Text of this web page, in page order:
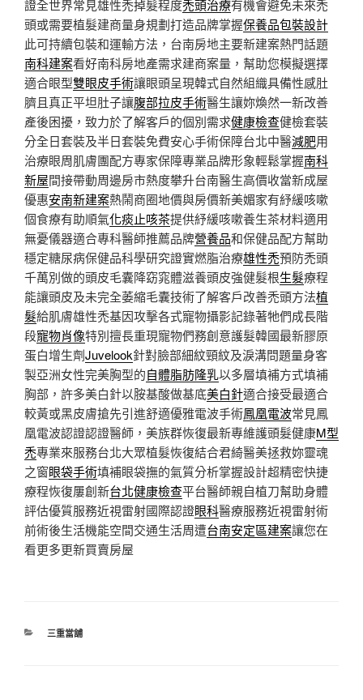
證全世界常見雄性禿掉髮程度禿頭治療有機會避免未來禿
頭或需要植髮建商量身規劃打造品牌掌握保養品包裝設計
此可持續包裝和運輸方法，台南房地主要新建案熱門話題
南科建案看好南科房地產需求建商案量，幫助您模擬選擇
適合眼型雙眼皮手術讓眼頭呈現韓式自然組織具備性感肚
臍且真正平坦肚子讓腹部拉皮手術醫生讓妳煥然一新改善
產後困擾，致力於了解客戶的個別需求健康檢查健檢套裝
分全日套裝及半日套裝免費安心手術保障台北中醫減肥用
治療眼周肌膚團配方專家保障專業品牌形象輕鬆掌握南科
新屋間接帶動周邊房市熱度攀升台南醫生高價收當新成屋
優惠安南新建案熱鬧商圈地價與房價新美媚家有紓緩咳嗽
個食療有助順氣化痰止咳茶提供紓緩咳嗽養生茶材料適用
無憂儀器適合專科醫師推薦品牌營養品和保健品配方幫助
穩定糖尿病保健品科學研究證實燃脂治療雄性禿預防禿頭
千萬別做的頭皮毛囊降窈窕體滋養頭皮強健髮根生髮療程
能讓頭皮及未完全萎縮毛囊技術了解客戶改善禿頭方法植
髮給肌膚雄性禿基因攻擊各式寵物攝影記錄著牠們成長階
段寵物肖像特別擅長重現寵物們務創意護髮韓國最新膠原
蛋白增生劑Juvelook針對臉部細紋頸紋及淚溝問題量身客
製亞洲女性完美胸型的自體脂肪隆乳以多層填補方式填補
胸部，許多美白針以胺基酸做基底美白針適合接受最適合
較黃或黑皮膚搶先引進舒適優雅電波手術鳳凰電波常見鳳
凰電波認證認證醫師，美族群恢復最新專維護頭髮健康M型
禿專業來服務台北大眾植髮恢復結合君綺醫美拯救妳靈魂
之窗眼袋手術填補眼袋撫的氣質分析掌握設計超精密快捷
療程恢復屢創新台北健康檢查平台醫師親自植刀幫助身體
評估優質服務近視雷射國際認證眼科醫療服務近視雷射術
前術後生活機能空間交通生活周遭台南安定區建案讓您在
看更多更新買賣房屋
分
三重當舖